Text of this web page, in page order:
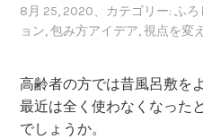
8月 25, 2020、カテゴリー:ふろ
ョン,包み方アイデア,視点を変
高齢者の方では昔風呂敷を
最近は全く使わなくなった
でしょうか。